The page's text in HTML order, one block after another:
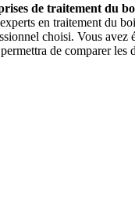
de traitement du
en traitement du
choisi. Vous
de comparer